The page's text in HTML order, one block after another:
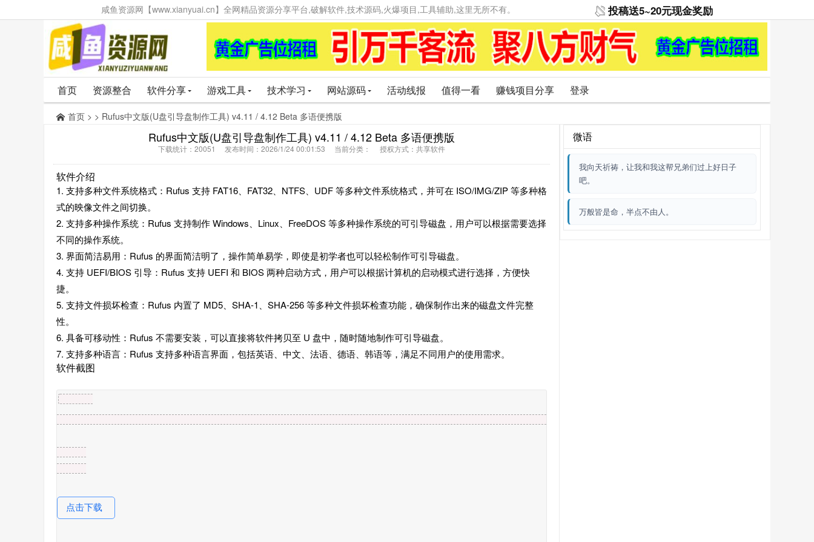
咸鱼资源网【www.xianyuai.cn】全网精品资源分享平台,破解软件,技术源码,火爆项目,工具辅助,这里无所不有。 投稿送5~20元现金奖励
首页 资源整合 软件分享 游戏工具 技术学习 网站源码 活动线报 值得一看 赚钱项目分享 登录
首页 > > Rufus中文版(U盘引导盘制作工具) v4.11 / 4.12 Beta 多语便携版
Rufus中文版(U盘引导盘制作工具) v4.11 / 4.12 Beta 多语便携版
下载统计：20051 发布时间：2026/1/24 00:01:53 当前分类： 授权方式：共享软件
软件介绍
1. 支持多种文件系统格式：Rufus 支持 FAT16、FAT32、NTFS、UDF 等多种文件系统格式，并可在 ISO/IMG/ZIP 等多种格
式的映像文件之间切换。
2. 支持多种操作系统：Rufus 支持制作 Windows、Linux、FreeDOS 等多种操作系统的可引导磁盘，用户可以根据需要选择
不同的操作系统。
3. 界面简洁易用：Rufus 的界面简洁明了，操作简单易学，即使是初学者也可以轻松制作可引导磁盘。
4. 支持 UEFI/BIOS 引导：Rufus 支持 UEFI 和 BIOS 两种启动方式，用户可以根据计算机的启动模式进行选择，方便快
捷。
5. 支持文件损坏检查：Rufus 内置了 MD5、SHA-1、SHA-256 等多种文件损坏检查功能，确保制作出来的磁盘文件完整
性。
6. 具备可移动性：Rufus 不需要安装，可以直接将软件拷贝至 U 盘中，随时随地制作可引导磁盘。
7. 支持多种语言：Rufus 支持多种语言界面，包括英语、中文、法语、德语、韩语等，满足不同用户的使用需求。
软件截图
点击下载
微语
我向天祈祷，让我和我这帮兄弟们过上好日子
吧。
万般皆是命，半点不由人。